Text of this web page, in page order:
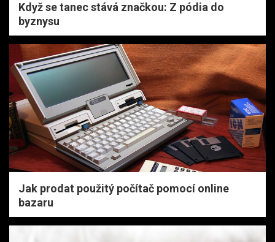
Když se tanec stává značkou: Z pódia do
byznysu
Jak prodat použitý počítač pomocí online
bazaru